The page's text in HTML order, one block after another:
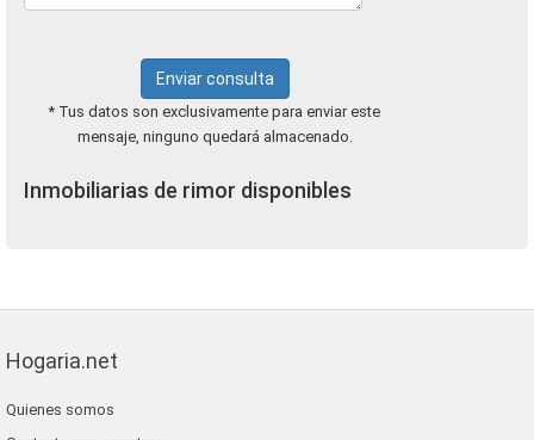
Enviar consulta
* Tus datos son exclusivamente para enviar este
mensaje, ninguno quedará almacenado.
Inmobiliarias de rimor disponibles
Hogaria.net
Quienes somos